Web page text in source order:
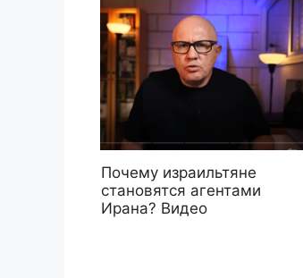
Почему израильтяне
становятся агентами
Ирана? Видео